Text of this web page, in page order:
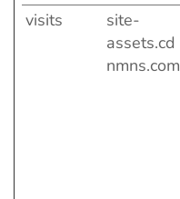
visits
site-
assets.cd
nmns.com